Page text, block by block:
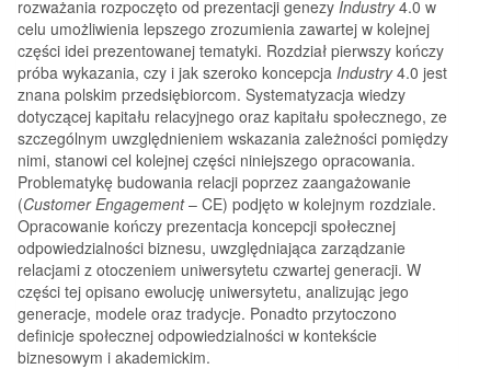
rozważania rozpoczęto od prezentacji genezy Industry4.0 w
celu umożliwienia lepszego zrozumienia zawartej w kolejnej
części idei prezentowanej tematyki. Rozdział pierwszy kończy
próba wykazania, czy i jak szeroko koncepcja Industry4.0 jest
znana polskim przedsiębiorcom. Systematyzacja wiedzy
dotyczącej kapitału relacyjnego oraz kapitału społecznego, ze
szczególnym uwzględnieniem wskazania zależności pomiędzy
nimi, stanowi cel kolejnej części niniejszego opracowania.
Problematykę budowania relacji poprzez zaangażowanie
(Customer Engagement– CE) podjęto w kolejnym rozdziale.
Opracowanie kończy prezentacja koncepcji społecznej
odpowiedzialności biznesu, uwzględniająca zarządzanie
relacjami z otoczeniem uniwersytetu czwartej generacji. W
części tej opisano ewolucję uniwersytetu, analizując jego
generacje, modele oraz tradycje. Ponadto przytoczono
definicje społecznej odpowiedzialności w kontekście
biznesowym i akademickim.